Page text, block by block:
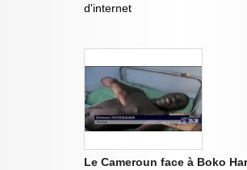
d'internet
Le Cameroun face à Boko